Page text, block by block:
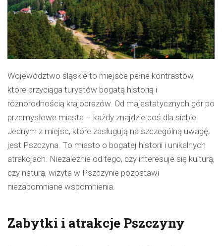
Województwo śląskie to miejsce pełne kontrastów,
które przyciąga turystów bogatą historią i
różnorodnością krajobrazów. Od majestatycznych gór po
przemysłowe miasta – każdy znajdzie coś dla siebie.
Jednym z miejsc, które zasługują na szczególną uwagę,
jest Pszczyna. To miasto o bogatej historii i unikalnych
atrakcjach. Niezależnie od tego, czy interesuje się kulturą,
czy naturą, wizyta w Pszczynie pozostawi
niezapomniane wspomnienia.
Zabytki i atrakcje Pszczyny